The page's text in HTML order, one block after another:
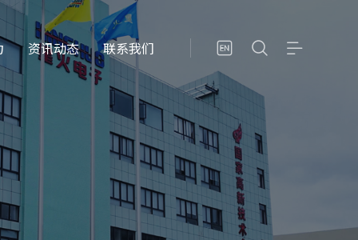
资讯动态 联系我们